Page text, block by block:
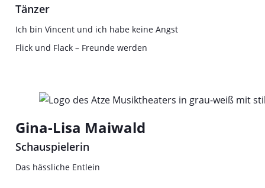
Tänzer
Ich bin Vincent und ich habe keine Angst
Flick und Flack – Freunde werden
Gina-Lisa Maiwald
Schauspielerin
Das hässliche Entlein